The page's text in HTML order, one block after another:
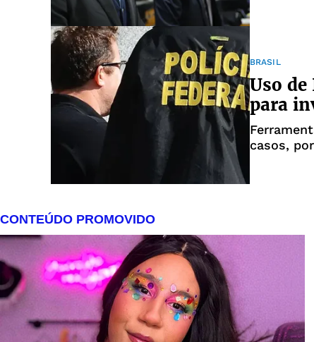
BRASIL
Uso
para
casos,